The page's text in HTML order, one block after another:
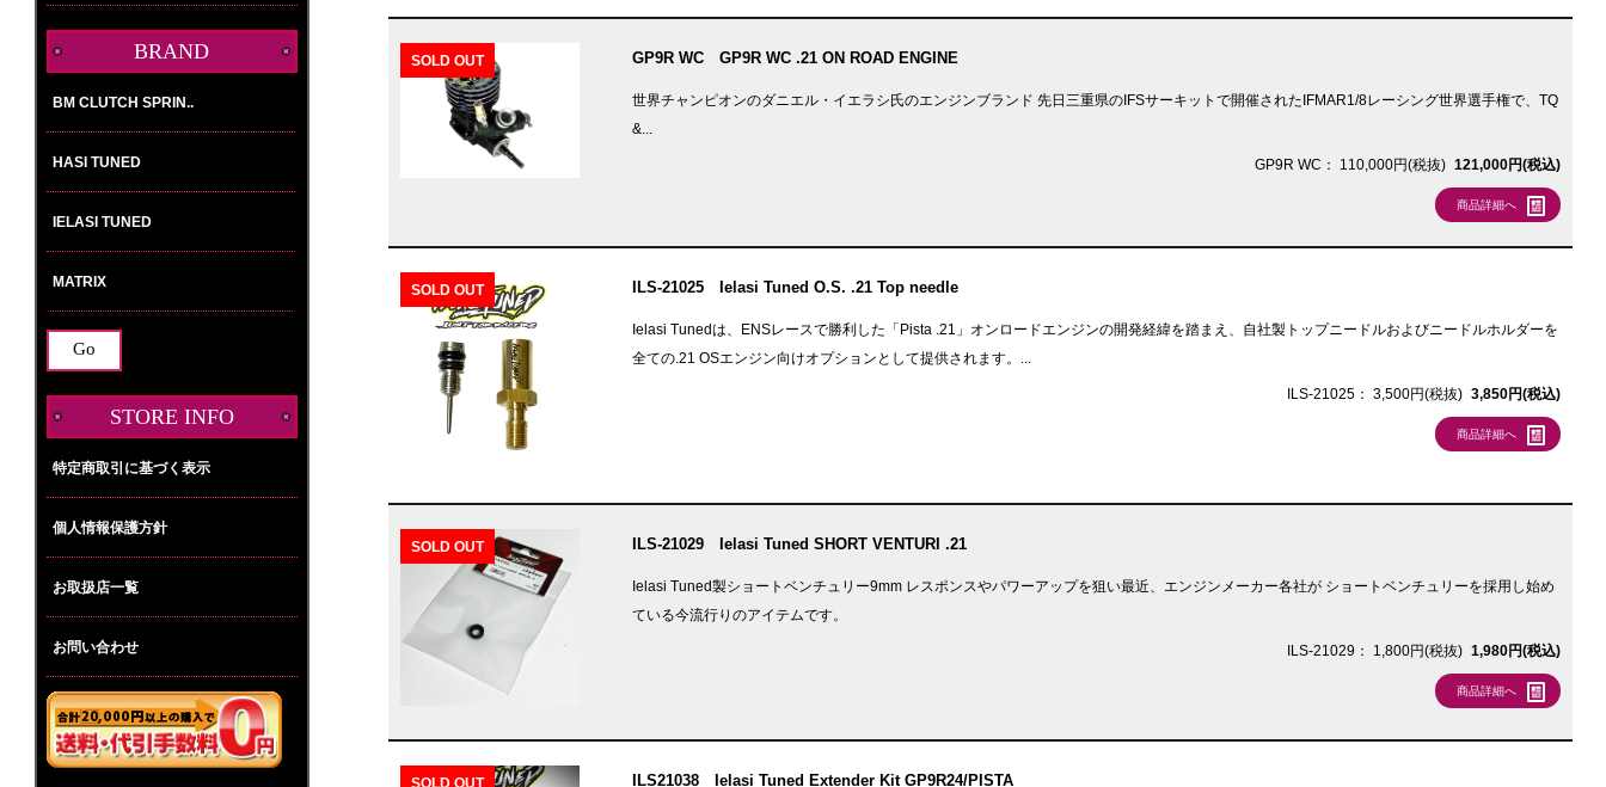
BRAND
択
さ
STORE INFO
特定商取引に基づく表示
個人情報保護方針
お取扱店一覧
お問い合わせ
GP9R WC GP9R WC .21 ON ROAD ENGINE
世界チャンピオンのダニエル・イエラシ氏のエンジンブランド 先日三重県のIFSサーキットで開催されたIFMAR1/8レーシング世界選手権で、TQ
&...
GP9R WC： 110,000円(税抜) 121,000円(税込)
商品詳細へ
SOLD OUT
ILS-21025 Ielasi Tuned O.S. .21 Top needle
Ielasi Tunedは、ENSレースで勝利した「Pista .21」オンロードエンジンの開発経緯を踏まえ、自社製トップニードルおよびニードルホルダーを
全ての.21 OSエンジン向けオプションとして提供されます。...
ILS-21025： 3,500円(税抜) 3,850円(税込)
商品詳細へ
SOLD OUT
ILS-21029 Ielasi Tuned SHORT VENTURI .21
Ielasi Tuned製ショートベンチュリー9mm レスポンスやパワーアップを狙い最近、エンジンメーカー各社が ショートベンチュリーを採用し始め
ている今流行りのアイテムです。
ILS-21029： 1,800円(税抜) 1,980円(税込)
商品詳細へ
SOLD OUT
ILS21038 Ielasi Tuned Extender Kit GP9R24/PISTA